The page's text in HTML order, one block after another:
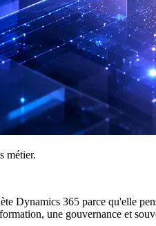
métier.
Dynamics 365 parce qu'elle
une gouvernance et